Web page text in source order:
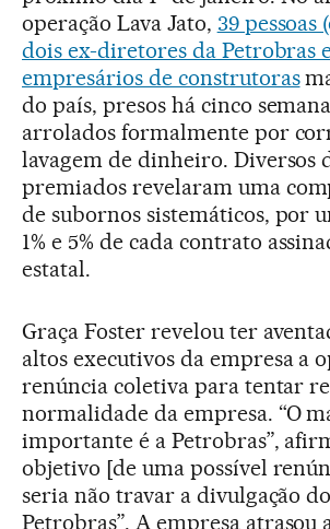
operação Lava Jato, 39 pessoas
dois ex-diretores da Petrobras
empresários de construtoras
do país, presos há cinco
arrolados formalmente por
lavagem de dinheiro. Diversos
premiados revelaram uma
de subornos sistemáticos, por
1% e 5% de cada contrato
estatal.
Graça Foster revelou ter
altos executivos da empresa a
renúncia coletiva para tentar
normalidade da empresa. “O
importante é a Petrobras”,
objetivo [de uma possível
seria não travar a divulgação
Petrobras”. A empresa atrasou